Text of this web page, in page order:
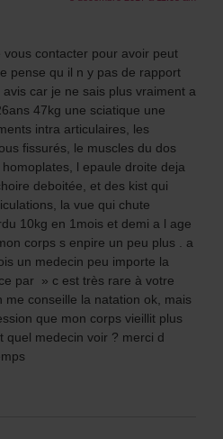
contacter pour avoir peut
pense qu il n y pas de rapport
car je ne sais plus vraiment a
47kg une sciatique une
intra articulaires, les
fissurés, le muscles du dos
l epaule droite deja
deboitée, et des kist qui
la vue qui chute
10kg en 1mois et demi a l age
corps s enpire un peu plus . a
un medecin peu importe la
par » c est très rare à votre
me conseille la natation ok, mais
que mon corps vieillit plus
quel medecin voir ? merci d